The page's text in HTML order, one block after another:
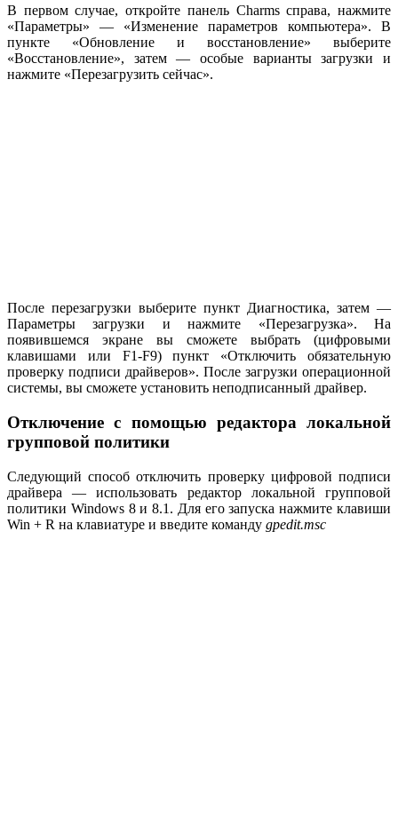
В первом случае, откройте панель Charms справа, нажмите
«Параметры» — «Изменение параметров компьютера». В
пункте «Обновление и восстановление» выберите
«Восстановление», затем — особые варианты загрузки и
нажмите «Перезагрузить сейчас».
После перезагрузки выберите пункт Диагностика, затем —
Параметры загрузки и нажмите «Перезагрузка». На
появившемся экране вы сможете выбрать (цифровыми
клавишами или F1-F9) пункт «Отключить обязательную
проверку подписи драйверов». После загрузки операционной
системы, вы сможете установить неподписанный драйвер.
Отключение с помощью редактора локальной
групповой политики
Следующий способ отключить проверку цифровой подписи
драйвера — использовать редактор локальной групповой
политики Windows 8 и 8.1. Для его запуска нажмите клавиши
Win + R на клавиатуре и введите команду gpedit.msc